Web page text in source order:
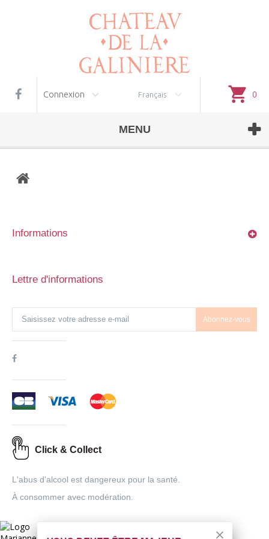
Français 0
Connexion
MENU
Informations
Lettre d'informations
Abonnez-vous
Click & Collect
L'abus d'alcool est dangereux pour la santé.
À consommer avec modération.